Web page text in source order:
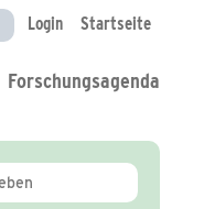
Login Startseite
Forschungsagenda